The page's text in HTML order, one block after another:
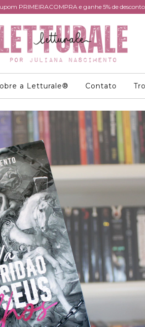
PRIMEIRACOMPRA e ganhe 5% de
a Letturale® Contato